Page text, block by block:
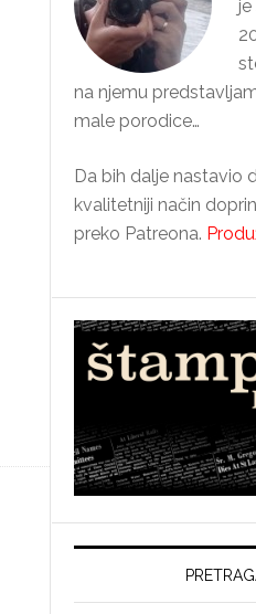
na njemu
male porodice…
Da bih dalje nastavio
kvalitetniji način
preko Patreona.